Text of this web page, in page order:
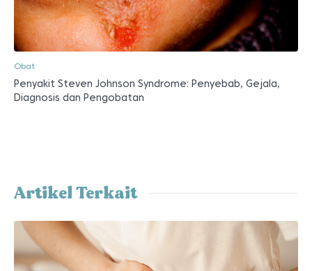
Obat
Penyakit Steven Johnson Syndrome: Penyebab, Gejala,
Diagnosis dan Pengobatan
Artikel Terkait